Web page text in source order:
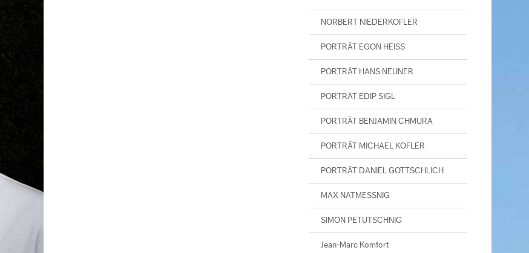
NORBERT NIEDERKOFLER
PORTRÄT EGON HEISS
PORTRÄT HANS NEUNER
PORTRÄT EDIP SIGL
PORTRÄT BENJAMIN CHMURA
PORTRÄT MICHAEL KOFLER
PORTRÄT DANIEL GOTTSCHLICH
MAX NATMESSNIG
SIMON PETUTSCHNIG
Jean-Marc Komfort